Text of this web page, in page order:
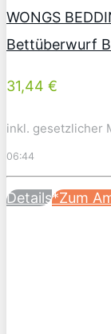
WONGS
Bettüberwurf
31,44 €
inkl. gesetzlicher
06:44
Details*Zum